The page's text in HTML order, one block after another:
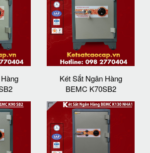
Két Sắt Ngân Hàng
BEMC K70SB2